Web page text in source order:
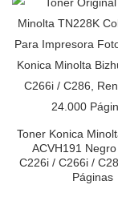
Toner Konica
ACVH191
C226i / C266i /
Páginas